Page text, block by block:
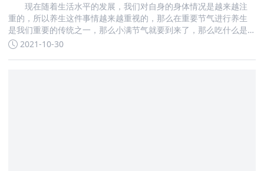
现在随着生活水平的发展，我们对自身的身体情况是越来越注
重的，所以养生这件事情越来越重视的，那么在重要节气进行养生
是我们重要的传统之一，那么小满节气就要到来了，那么吃什么是
最佳的，最为养生的吗
2021-10-30